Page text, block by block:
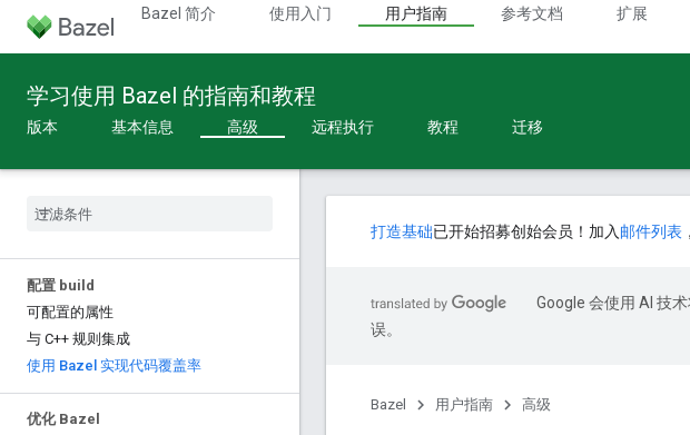
Bazel 简介 使用入门 用户指南 参考文档 扩展
学习使用 Bazel 的指南和教程
版本 基本信息 高级 远程执行 教程 迁移
配置 build
可配置的属性
与 C++ 规则集成
使用 Bazel 实现代码覆盖率
优化 Bazel
打造基础已开始招募创始会员！加入 邮件列表
Google 会使用 AI 技
误。
Bazel 用户指南 高级